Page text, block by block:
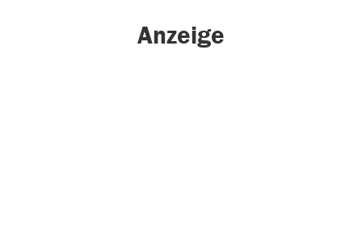
Anzeige